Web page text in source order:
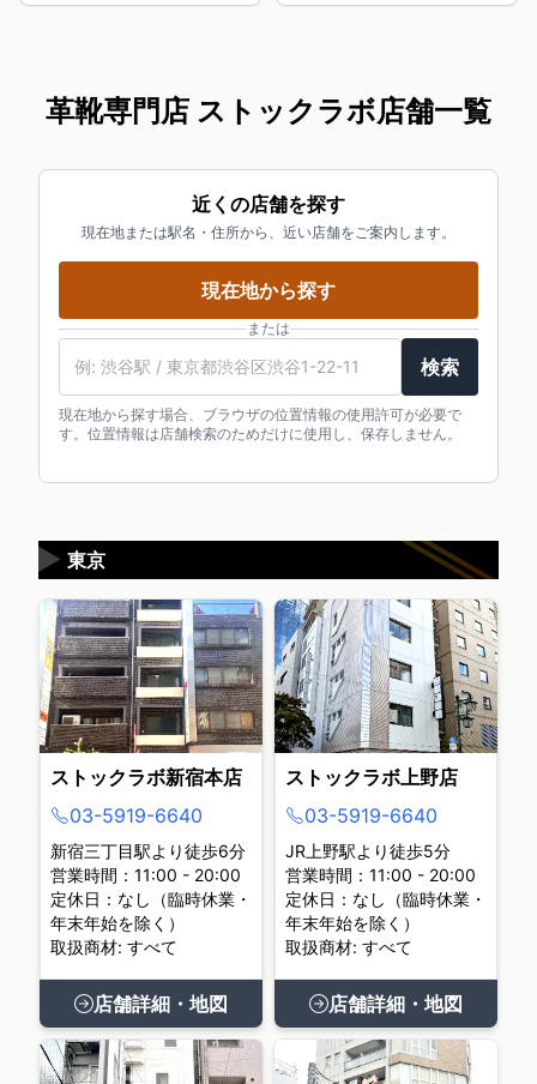
革靴専門店 ストックラボ店舗一覧
近くの店舗を探す
現在地または駅名・住所から、近い店舗をご案内します。
現在地から探す
または
検索
現在地から探す場合、ブラウザの位置情報の使用許可が必要で
す。位置情報は店舗検索のためだけに使用し、保存しません。
東京
▶
ストックラボ新宿本店
03-5919-6640
新宿三丁目駅より徒歩6分
営業時間：11:00 - 20:00
定休日：なし（臨時休業・
年末年始を除く）
取扱商材: すべて
店舗詳細・地図
ストックラボ上野店
03-5919-6640
JR上野駅より徒歩5分
営業時間：11:00 - 20:00
定休日：なし（臨時休業・
年末年始を除く）
取扱商材: すべて
店舗詳細・地図